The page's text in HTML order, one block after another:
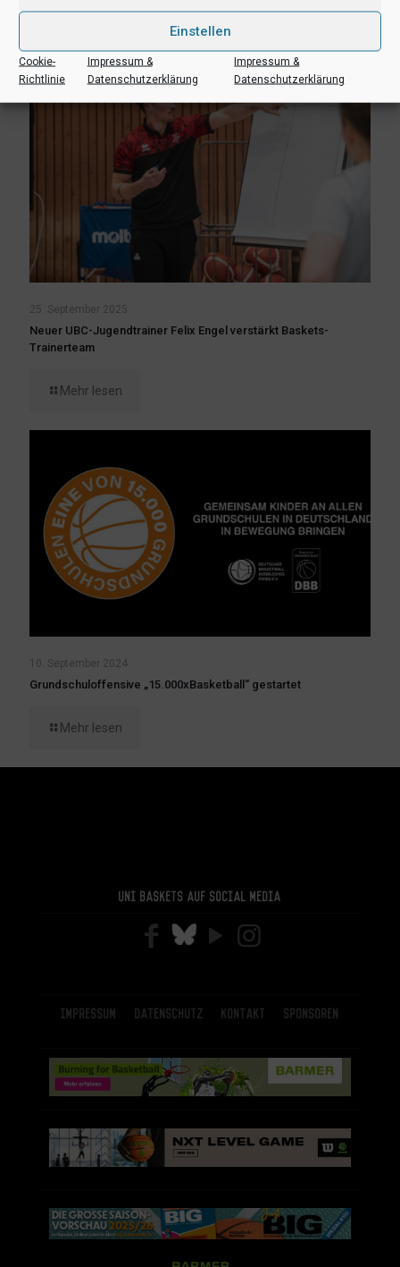
Einstellen
Cookie-
Richtlinie
Impressum &
Datenschutzerklärung
Impressum &
Datenschutzerklärung
25. September 2025
Neuer UBC-Jugendtrainer Felix Engel verstärkt Baskets-
Trainerteam
Mehr lesen
10. September 2024
Grundschuloffensive „15.000xBasketball“ gestartet
Mehr lesen
Uni Baskets auf Social Media
Impressum Datenschutz Kontakt Sponsoren